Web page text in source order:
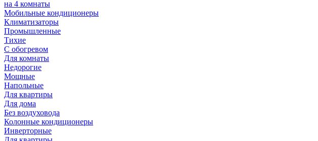
на 4 комнаты
Мобильные кондиционеры
Климатизаторы
Промышленные
Тихие
С обогревом
Для комнаты
Недорогие
Мощные
Напольные
Для квартиры
Для дома
Без воздуховода
Колонные кондиционеры
Инверторные